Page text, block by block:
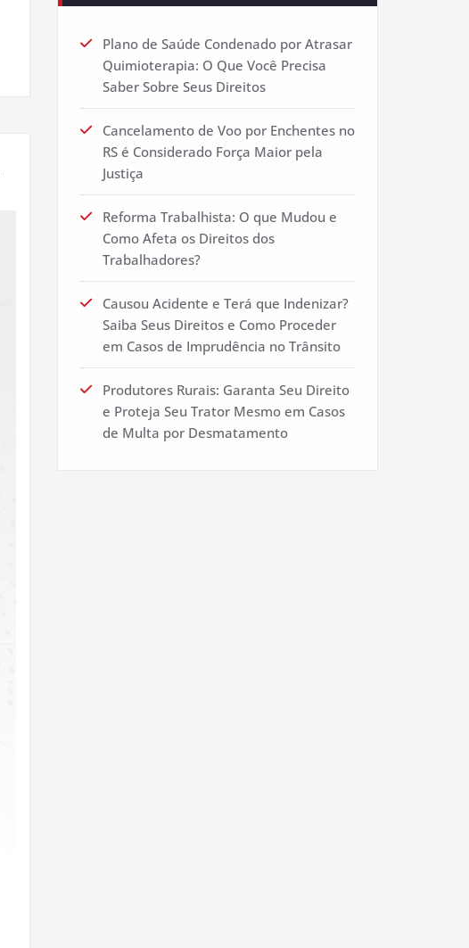
Plano de Saúde Condenado por Atrasar
Quimioterapia: O Que Você Precisa
Saber Sobre Seus Direitos
Cancelamento de Voo por Enchentes no
RS é Considerado Força Maior pela
Justiça
Reforma Trabalhista: O que Mudou e
Como Afeta os Direitos dos
Trabalhadores?
Causou Acidente e Terá que Indenizar?
Saiba Seus Direitos e Como Proceder
em Casos de Imprudência no Trânsito
Produtores Rurais: Garanta Seu Direito
e Proteja Seu Trator Mesmo em Casos
de Multa por Desmatamento